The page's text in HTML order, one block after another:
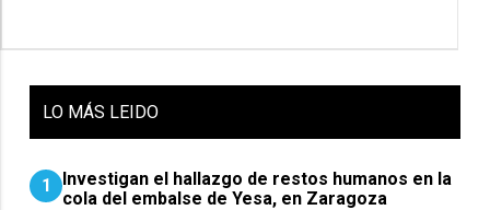
LO MÁS LEIDO
1
Investigan el hallazgo de restos humanos en la
cola del embalse de Yesa, en Zaragoza